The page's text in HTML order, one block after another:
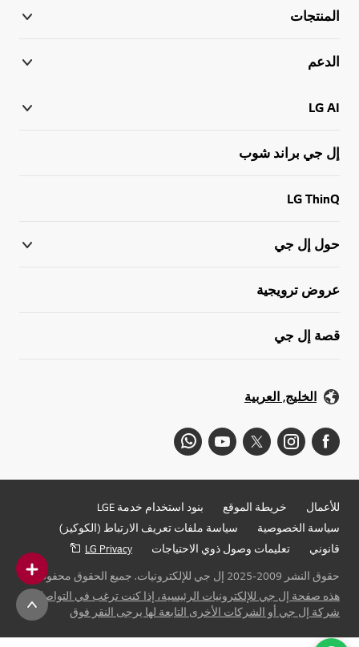
المنتجات
الدعم
LG AI
إل جي براند شوب
LG ThinQ
حول إل جي
عروض ترويجية
قصة إل جي
الخليج, العربية
للأعمال خريطة الموقع
بنود استخدام خدمة LGE
سياسة الخصوصية
سياسة ملفات تعريف الارتباط (الكوكيز)
قانوني
تعليمات وصول ذوي الاحتياجات
LG Privacy
حقوق النشر 2009-2025 إل جي للإلكترونيات. جميع الحقوق محفوظة
هذه صفحة إل جي للإلكترونيات الرئيسية، إذا كنت ترغب في التواصل مع
شركة إل جي أو الشركات الأخرى التابعة لها يرجى النقر فوق